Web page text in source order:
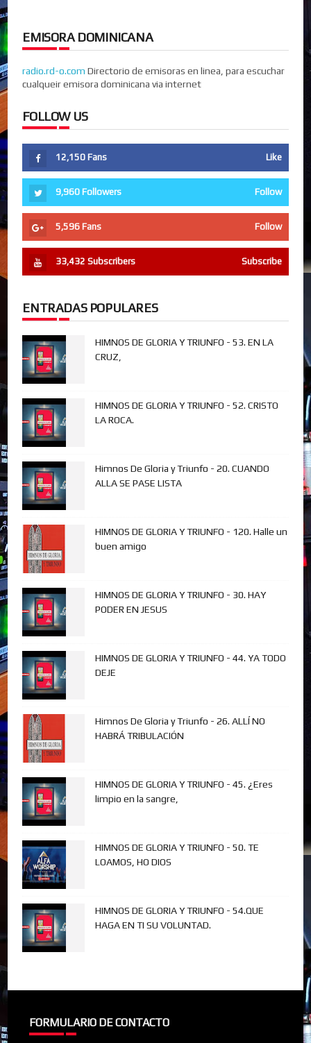
EMISORA DOMINICANA
radio.rd-o.com Directorio de emisoras en linea, para escuchar
cualqueir emisora dominicana via internet
FOLLOW US
12,150 Fans Like
9,960 Followers Follow
5,596 Fans Follow
33,432 Subscribers Subscribe
ENTRADAS POPULARES
HIMNOS DE GLORIA Y TRIUNFO - 53. EN LA
CRUZ,
HIMNOS DE GLORIA Y TRIUNFO - 52. CRISTO
LA ROCA.
Himnos De Gloria y Triunfo - 20. CUANDO
ALLA SE PASE LISTA
HIMNOS DE GLORIA Y TRIUNFO - 120. Halle un
buen amigo
HIMNOS DE GLORIA Y TRIUNFO - 30. HAY
PODER EN JESUS
HIMNOS DE GLORIA Y TRIUNFO - 44. YA TODO
DEJE
Himnos De Gloria y Triunfo - 26. ALLÍ NO
HABRÁ TRIBULACIÓN
HIMNOS DE GLORIA Y TRIUNFO - 45. ¿Eres
limpio en la sangre,
HIMNOS DE GLORIA Y TRIUNFO - 50. TE
LOAMOS, HO DIOS
HIMNOS DE GLORIA Y TRIUNFO - 54.QUE
HAGA EN TI SU VOLUNTAD.
FORMULARIO DE CONTACTO